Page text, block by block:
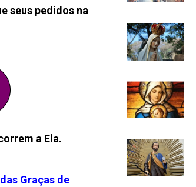
seus pedidos na
a Ela.
Graças de